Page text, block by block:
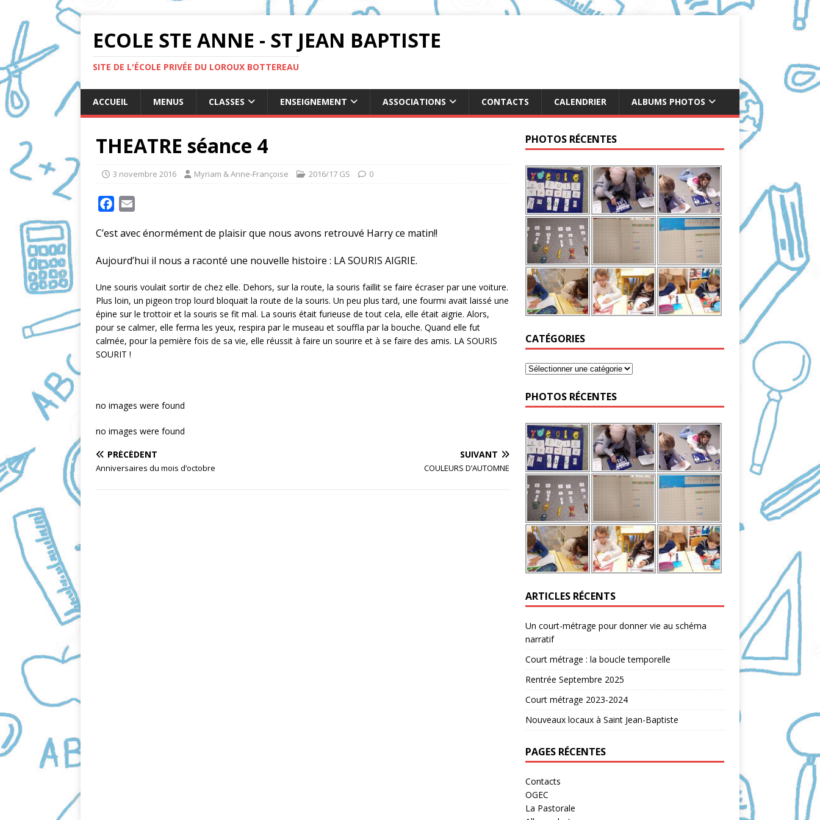
ECOLE STE ANNE - ST JEAN BAPTISTE
SITE DE L'ÉCOLE PRIVÉE DU LOROUX BOTTEREAU
ACCUEIL MENUS CLASSES ENSEIGNEMENT ASSOCIATIONS CONTACTS CALENDRIER ALBUMS PHOTOS
THEATRE séance 4
3 novembre 2016 Myriam & Anne-Françoise 2016/17 GS 0
c
b
o
o
k
a
l
C’est avec énormément de plaisir que nous avons retrouvé Harry ce matin!!
Aujourd’hui il nous a raconté une nouvelle histoire : LA SOURIS AIGRIE.
Une souris voulait sortir de chez elle. Dehors, sur la route, la souris faillit se faire écraser par une voiture.
Plus loin, un pigeon trop lourd bloquait la route de la souris. Un peu plus tard, une fourmi avait laissé une
épine sur le trottoir et la souris se fit mal. La souris était furieuse de tout cela, elle était aigrie. Alors,
pour se calmer, elle ferma les yeux, respira par le museau et souffla par la bouche. Quand elle fut
calmée, pour la pemière fois de sa vie, elle réussit à faire un sourire et à se faire des amis. LA SOURIS
SOURIT !
no images were found
no images were found
PRÉCÉDENT
Anniversaires du mois d’octobre
SUIVANT
COULEURS D’AUTOMNE
PHOTOS RÉCENTES
CATÉGORIES
PHOTOS RÉCENTES
ARTICLES RÉCENTS
Un court-métrage pour donner vie au schéma
narratif
Court métrage : la boucle temporelle
Rentrée Septembre 2025
Court métrage 2023-2024
Nouveaux locaux à Saint Jean-Baptiste
PAGES RÉCENTES
Contacts
OGEC
La Pastorale